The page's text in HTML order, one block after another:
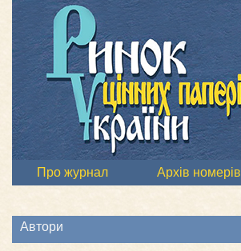
Про журнал Архів номерів
Автори